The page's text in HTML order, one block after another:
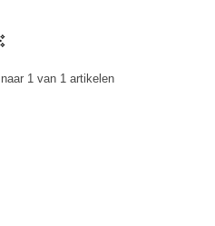
1 van 1 artikelen